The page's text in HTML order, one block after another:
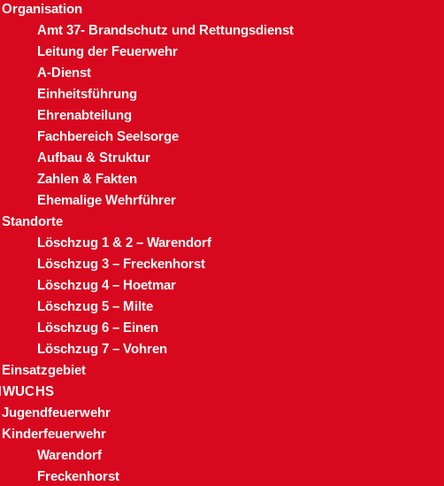
Organisation
Amt 37- Brandschutz und Rettungsdienst
Leitung der Feuerwehr
A-Dienst
Einheitsführung
Ehrenabteilung
Fachbereich Seelsorge
Aufbau & Struktur
Zahlen & Fakten
Ehemalige Wehrführer
Standorte
Löschzug 1 & 2 – Warendorf
Löschzug 3 – Freckenhorst
Löschzug 4 – Hoetmar
Löschzug 5 – Milte
Löschzug 6 – Einen
Löschzug 7 – Vohren
Einsatzgebiet
Jugendfeuerwehr
Kinderfeuerwehr
Warendorf
Freckenhorst